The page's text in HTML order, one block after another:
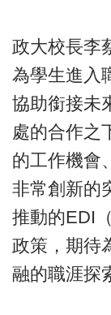
政大校長李
為學生進入
協助銜接未
處的合作之
的工作機會
非常創新的
推動的EDI
政策，期待
融的職涯探